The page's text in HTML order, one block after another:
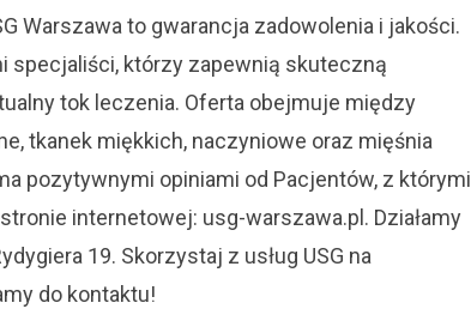
Warszawa to gwarancja zadowolenia i jakości.
specjaliści, którzy zapewnią skuteczną
tok leczenia. Oferta obejmuje między
tkanek miękkich, naczyniowe oraz mięśnia
pozytywnymi opiniami od Pacjentów, z którymi
internetowej: usg-warszawa.pl. Działamy
19. Skorzystaj z usług USG na
do kontaktu!